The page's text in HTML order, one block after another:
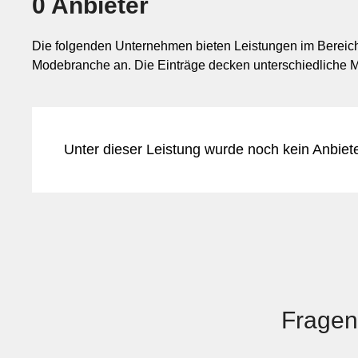
Die folgenden Unternehmen bieten Leistungen im
Modebranche an. Die Einträge decken unterschiedliche
Unter dieser Leistung wurde noch kein